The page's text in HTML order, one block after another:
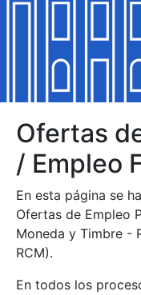
Mostrar/Ocultar
Mostrar/Ocultar
Mostrar/Ocultar
Mostrar/Ocultar
Mostrar/Ocultar
Ofertas
/ Empleo
En esta página se
Ofertas de Empleo
Moneda y Timbre -
RCM).
En todos los